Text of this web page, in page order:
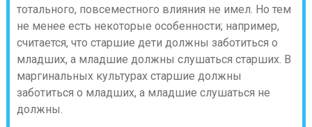
тотального, повсеместного влияния не имел. Но тем
не менее есть некоторые особенности; например,
считается, что старшие дети должны заботиться о
младших, а младшие должны слушаться старших. В
маргинальных культурах старшие должны
заботиться о младших, а младшие слушаться не
должны.